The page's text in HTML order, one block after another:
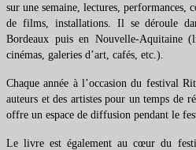
sur une semaine, lectures, performances,
de films, installations. Il se déroule
Bordeaux puis en Nouvelle-Aquitaine
cinémas, galeries d’art, cafés, etc.).
Chaque année à l’occasion du festival
auteurs et des artistes pour un temps de
offre un espace de diffusion pendant le
Le livre est également au cœur du